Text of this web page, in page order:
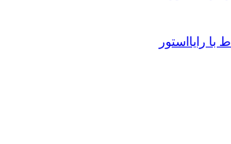
رایااستور